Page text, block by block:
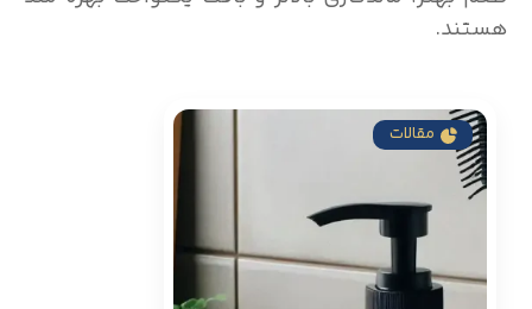
هستند.
مقالات